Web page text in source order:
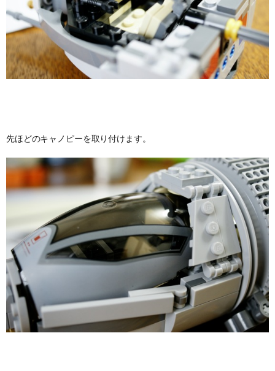
先ほどのキャノピーを取り付けます。